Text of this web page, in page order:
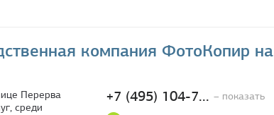
компания ФотоКопир на
+7 (495) 104-7... – показать
Перерва
среди